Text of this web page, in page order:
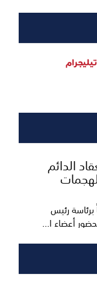
الدائم
رئيس
أعضاء ا...